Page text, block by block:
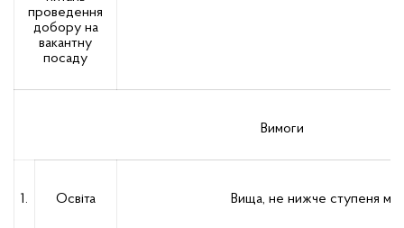
проведення
добору на
вакантну
посаду
Вимоги
1. Освіта Вища, не нижче ступеня